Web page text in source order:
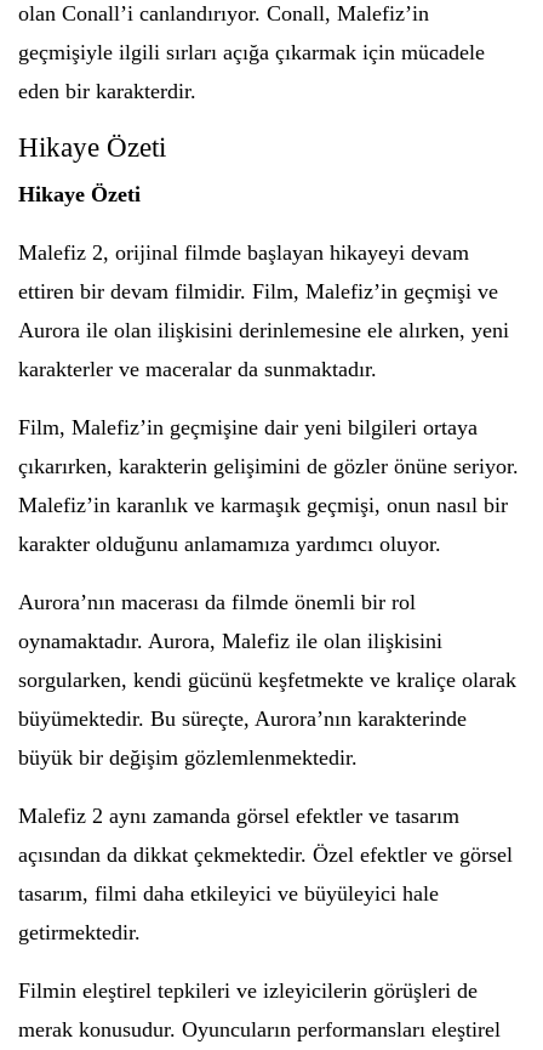
olan Conall’i canlandırıyor. Conall, Malefiz’in
geçmişiyle ilgili sırları açığa çıkarmak için mücadele
eden bir karakterdir.
Hikaye Özeti
Hikaye Özeti
Malefiz 2, orijinal filmde başlayan hikayeyi devam
ettiren bir devam filmidir. Film, Malefiz’in geçmişi ve
Aurora ile olan ilişkisini derinlemesine ele alırken, yeni
karakterler ve maceralar da sunmaktadır.
Film, Malefiz’in geçmişine dair yeni bilgileri ortaya
çıkarırken, karakterin gelişimini de gözler önüne seriyor.
Malefiz’in karanlık ve karmaşık geçmişi, onun nasıl bir
karakter olduğunu anlamamıza yardımcı oluyor.
Aurora’nın macerası da filmde önemli bir rol
oynamaktadır. Aurora, Malefiz ile olan ilişkisini
sorgularken, kendi gücünü keşfetmekte ve kraliçe olarak
büyümektedir. Bu süreçte, Aurora’nın karakterinde
büyük bir değişim gözlemlenmektedir.
Malefiz 2 aynı zamanda görsel efektler ve tasarım
açısından da dikkat çekmektedir. Özel efektler ve görsel
tasarım, filmi daha etkileyici ve büyüleyici hale
getirmektedir.
Filmin eleştirel tepkileri ve izleyicilerin görüşleri de
merak konusudur. Oyuncuların performansları eleştirel